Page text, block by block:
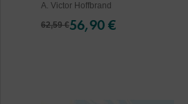
A. Victor Hoffbrand
62,59 €56,90 €